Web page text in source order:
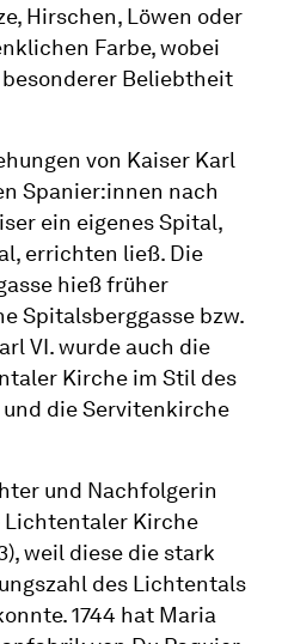
Hirschen, Löwen oder
Farbe, wobei
Beliebtheit
von Kaiser Karl
Spanier:innen nach
ein eigenes Spital,
errichten ließ. Die
hieß früher
Spitalsberggasse bzw.
VI. wurde auch die
Kirche im Stil des
die Servitenkirche
und Nachfolgerin
Lichtentaler Kirche
weil diese die stark
des Lichtentals
1744 hat Maria